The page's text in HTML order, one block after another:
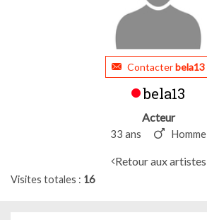
Contacterbela13
bela13
Acteur
33 ans Homme
Retour aux artistes
Visites totales 16